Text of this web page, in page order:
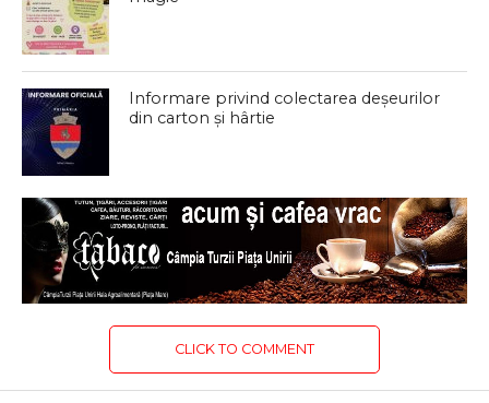
Informare privind colectarea deșeurilor
din carton și hârtie
CLICK TO COMMENT